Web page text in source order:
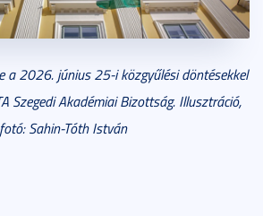
a 2026. június 25-i közgyűlési döntésekkel
Szegedi Akadémiai Bizottság. Illusztráció,
fotó: Sahin-Tóth István